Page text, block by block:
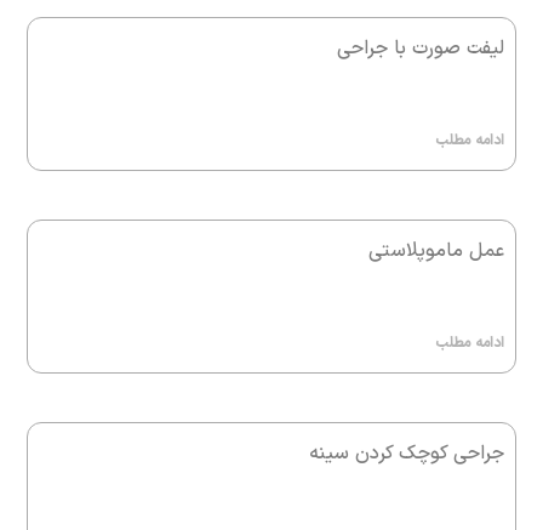
لیفت صورت با جراحی
ادامه مطلب
عمل ماموپلاستی
ادامه مطلب
جراحی کوچک کردن سینه